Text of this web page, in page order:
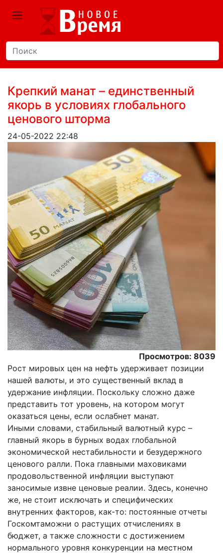
Крепкий манат – единственный
якорь в условиях глобального
ценового шторма
24-05-2022 22:48
Просмотров: 8039
Рост мировых цен на нефть удерживает позиции
нашей валюты, и это существенный вклад в
удержание инфляции. Поскольку сложно даже
представить тот уровень, на котором могут
оказаться цены, если ослабнет манат.
Иными словами, стабильный валютный курс –
главный якорь в бурных водах глобальной
экономической нестабильности и безудержного
ценового ралли. Пока главными маховиками
продовольственной инфляции выступают
заносимые извне ценовые реалии. Здесь, конечно
же, не стоит исключать и специфических
внутренних факторов, как-то: постоянные отчеты
Госкомтаможни о растущих отчислениях в
бюджет, а также сложности с достижением
нормального уровня конкуренции на местном